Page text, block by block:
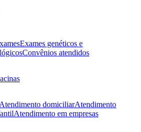
Exames genéticos e
Convênios atendidos
Atendimento domiciliarAtendimento
Atendimento em empresas